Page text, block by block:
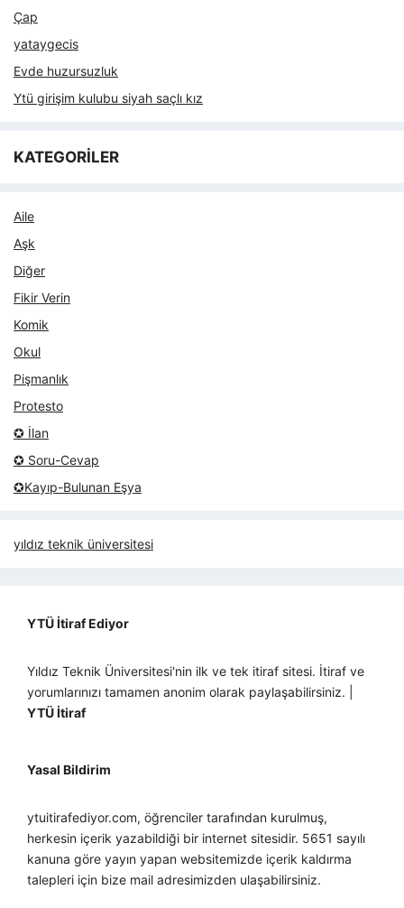
Çap
yataygecis
Evde huzursuzluk
Ytü girişim kulubu siyah saçlı kız
KATEGORİLER
Aile
Aşk
Diğer
Fikir Verin
Komik
Okul
Pişmanlık
Protesto
✪ İlan
✪ Soru-Cevap
✪Kayıp-Bulunan Eşya
yıldız teknik üniversitesi
YTÜ İtiraf Ediyor
Yıldız Teknik Üniversitesi'nin ilk ve tek itiraf sitesi. İtiraf ve
yorumlarınızı tamamen anonim olarak paylaşabilirsiniz. |
YTÜ İtiraf
Yasal Bildirim
ytuitirafediyor.com, öğrenciler tarafından kurulmuş,
herkesin içerik yazabildiği bir internet sitesidir. 5651 sayılı
kanuna göre yayın yapan websitemizde içerik kaldırma
talepleri için bize mail adresimizden ulaşabilirsiniz.